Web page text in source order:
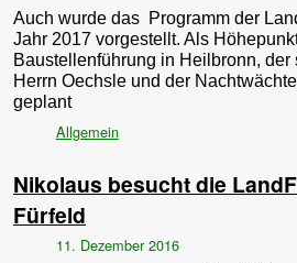
Auch wurde das Programm der
Jahr 2017 vorgestellt. Als
Baustellenführung in Heilbronn,
Herrn Oechsle und der
geplant
Allgemein
Nikolaus besucht die
Fürfeld
11. Dezember 2016